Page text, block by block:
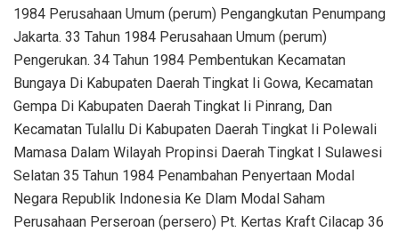
1984 Perusahaan Umum (perum) Pengangkutan Penumpang
Jakarta. 33 Tahun 1984 Perusahaan Umum (perum)
Pengerukan. 34 Tahun 1984 Pembentukan Kecamatan
Bungaya Di Kabupaten Daerah Tingkat Ii Gowa, Kecamatan
Gempa Di Kabupaten Daerah Tingkat Ii Pinrang, Dan
Kecamatan Tulallu Di Kabupaten Daerah Tingkat Ii Polewali
Mamasa Dalam Wilayah Propinsi Daerah Tingkat I Sulawesi
Selatan 35 Tahun 1984 Penambahan Penyertaan Modal
Negara Republik Indonesia Ke Dlam Modal Saham
Perusahaan Perseroan (persero) Pt. Kertas Kraft Cilacap 36